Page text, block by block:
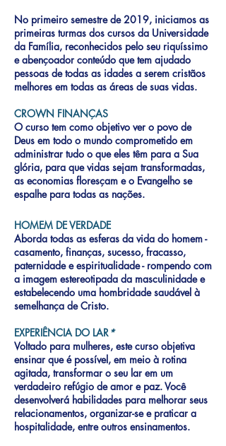
No primeiro semestre de 2019, iniciamos as
primeiras turmas dos cursos da Universidade
da Família, reconhecidos pelo seu riquíssimo
e abençoador conteúdo que tem ajudado
pessoas de todas as idades a serem cristãos
melhores em todas as áreas de suas vidas.
CROWN FINANÇAS
O curso tem como objetivo ver o povo de
Deus em todo o mundo comprometido em
administrar tudo o que eles têm para a Sua
glória, para que vidas sejam transformadas,
as economias floresçam e o Evangelho se
espalhe para todas as nações.
HOMEM DE VERDADE
Aborda todas as esferas da vida do homem -
casamento, finanças, sucesso, fracasso,
paternidade e espiritualidade - rompendo com
a imagem estereotipada da masculinidade e
estabelecendo uma hombridade saudável à
semelhança de Cristo.
EXPERIÊNCIA DO LAR*
Voltado para mulheres, este curso objetiva
ensinar que é possível, em meio à rotina
agitada, transformar o seu lar em um
verdadeiro refúgio de amor e paz. Você
desenvolverá habilidades para melhorar seus
relacionamentos, organizar-se e praticar a
hospitalidade, entre outros ensinamentos.